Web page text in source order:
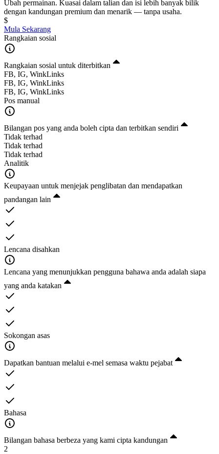
Ubah permainan. Kuasai dalam talian dan isi lebih banyak bilik
dengan kandungan premium dan menarik — tanpa usaha.
$
Mula Sekarang
Rangkaian sosial
Rangkaian sosial untuk diterbitkan
FB, IG, WinkLinks
FB, IG, WinkLinks
FB, IG, WinkLinks
Pos manual
Bilangan pos yang anda boleh cipta dan terbitkan sendiri
Tidak terhad
Tidak terhad
Tidak terhad
Analitik
Keupayaan untuk menjejak penglibatan dan mendapatkan
pandangan lain
Lencana disahkan
Lencana yang menunjukkan pengguna bahawa anda adalah siapa
yang anda katakan
Sokongan asas
Dapatkan bantuan melalui e-mel semasa waktu pejabat
Bahasa
Bilangan bahasa berbeza yang kami cipta kandungan
2